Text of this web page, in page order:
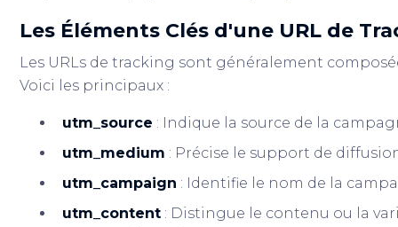
Les Éléments Clés d'une URL de
Les URLs de tracking sont généralement
Voici les principaux :
utm_source : Indique la source de la
utm_medium : Précise le support de
utm_campaign : Identifie le nom de la
utm_content : Distingue le contenu ou la